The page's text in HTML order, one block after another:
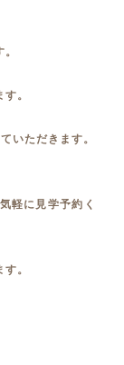
。
いただきます。
軽に見学予約く
。